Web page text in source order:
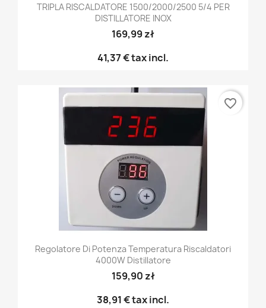
TRIPLA RISCALDATORE 1500/2000/2500 5/4 PER
DISTILLATORE INOX
169,99 zł
41,37 €tax incl.
Regolatore Di Potenza Temperatura Riscaldatori
4000W Distillatore
159,90 zł
38,91 €tax incl.
favorite_border